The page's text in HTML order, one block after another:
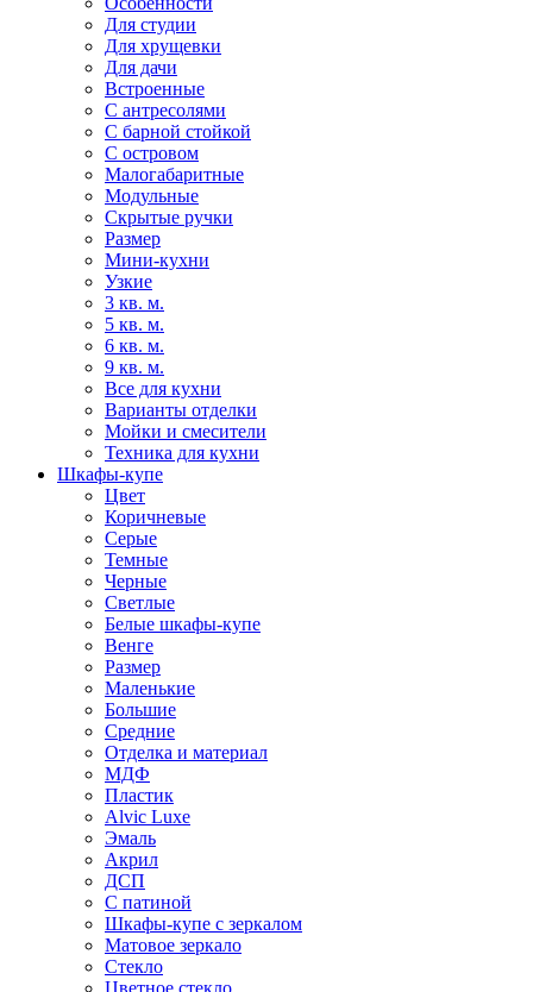
Для студии
Для хрущевки
Для дачи
Встроенные
С антресолями
С барной стойкой
С островом
Малогабаритные
Модульные
Скрытые ручки
Размер
Мини-кухни
Узкие
3 кв. м.
5 кв. м.
6 кв. м.
9 кв. м.
Все для кухни
Варианты отделки
Мойки и смесители
Техника для кухни
Шкафы-купе
Цвет
Коричневые
Серые
Темные
Черные
Светлые
Белые шкафы-купе
Венге
Размер
Маленькие
Большие
Средние
Отделка и материал
МДФ
Пластик
Alvic Luxe
Эмаль
Акрил
ДСП
С патиной
Шкафы-купе с зеркалом
Матовое зеркало
Стекло
Цветное стекло